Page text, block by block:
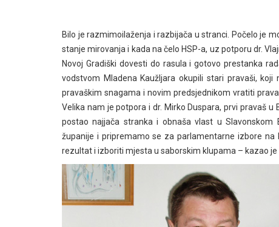
Bilo je razmimoilaženja i razbijača u stranci. Počelo je
stanje mirovanja i kada na čelo HSP-a, uz potporu dr.
Novoj Gradiški dovesti do rasula i gotovo prestanka
vodstvom Mladena Kaužljara okupili stari pravaši,
pravaškim snagama i novim predsjednikom vratiti
Velika nam je potpora i dr. Mirko Duspara, prvi pravaš
postao najjača stranka i obnaša vlast u
županije i pripremamo se za parlamentarne izbore
rezultat i izboriti mjesta u saborskim klupama – kazao je